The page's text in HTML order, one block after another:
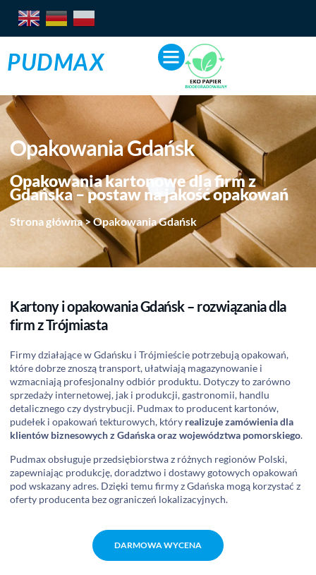
PUDMAX
Opakowania Gdańsk
Opakowania kartonowe dla firm z
Gdańska – postaw na jakość opakowań
Strona główna>Opakowania Gdańsk
Kartony i opakowania Gdańsk – rozwiązania dla
firm z Trójmiasta
Firmy działające w Gdańsku i Trójmieście potrzebują opakowań,
które dobrze znoszą transport, ułatwiają magazynowanie i
wzmacniają profesjonalny odbiór produktu. Dotyczy to zarówno
sprzedaży internetowej, jak i produkcji, gastronomii, handlu
detalicznego czy dystrybucji. Pudmax to producent kartonów,
pudełek i opakowań tekturowych, który realizuje zamówienia dla
klientów biznesowych z Gdańska oraz województwa pomorskiego.
Pudmax obsługuje przedsiębiorstwa z różnych regionów Polski,
zapewniając produkcję, doradztwo i dostawy gotowych opakowań
pod wskazany adres. Dzięki temu firmy z Gdańska mogą korzystać z
oferty producenta bez ograniczeń lokalizacyjnych.
DARMOWA WYCENA